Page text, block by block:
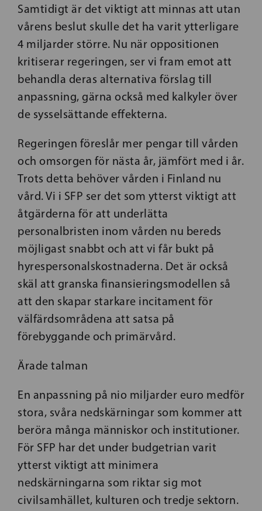
Samtidigt är det viktigt att minnas att utan
vårens beslut skulle det ha varit ytterligare
4 miljarder större. Nu när oppositionen
kritiserar regeringen, ser vi fram emot att
behandla deras alternativa förslag till
anpassning, gärna också med kalkyler över
de sysselsättande effekterna.
Regeringen föreslår mer pengar till vården
och omsorgen för nästa år, jämfört med i år.
Trots detta behöver vården i Finland nu
vård. Vi i SFP ser det som ytterst viktigt att
åtgärderna för att underlätta
personalbristen inom vården nu bereds
möjligast snabbt och att vi får bukt på
hyrespersonalskostnaderna. Det är också
skäl att granska finansieringsmodellen så
att den skapar starkare incitament för
välfärdsområdena att satsa på
förebyggande och primärvård.
Ärade talman
En anpassning på nio miljarder euro medför
stora, svåra nedskärningar som kommer att
beröra många människor och institutioner.
För SFP har det under budgetrian varit
ytterst viktigt att minimera
nedskärningarna som riktar sig mot
civilsamhället, kulturen och tredje sektorn.